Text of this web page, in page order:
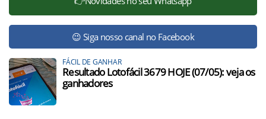
😉 Siga nosso canal no Facebook
FÁCIL DE GANHAR
Resultado Lotofácil 3679 HOJE (07/05): veja os
ganhadores